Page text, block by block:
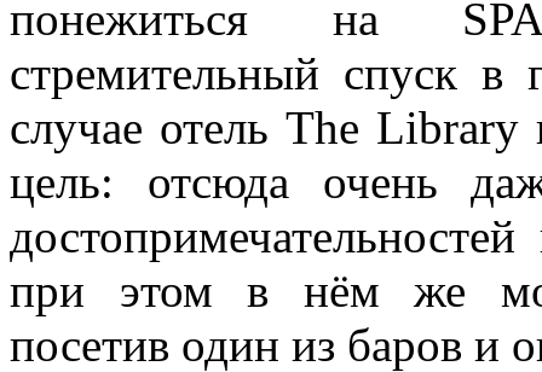
понежиться на
стремительный спуск
случае отель The
цель: отсюда очень
при этом в нём же
посетив один из баров и